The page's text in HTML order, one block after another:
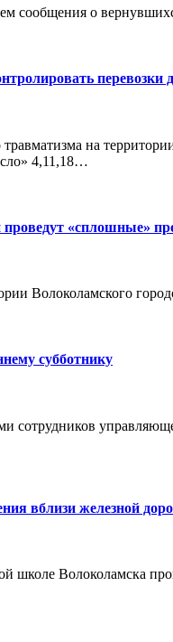
сообщения о
перевозки
на
4,11,18…
«сплошные»
Волоколамского
субботнику
сотрудников
вблизи железной
школе Волоколамска